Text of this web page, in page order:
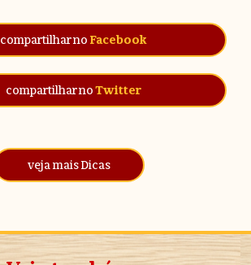
compartilhar no Facebook
compartilhar noTwitter
veja mais Dicas